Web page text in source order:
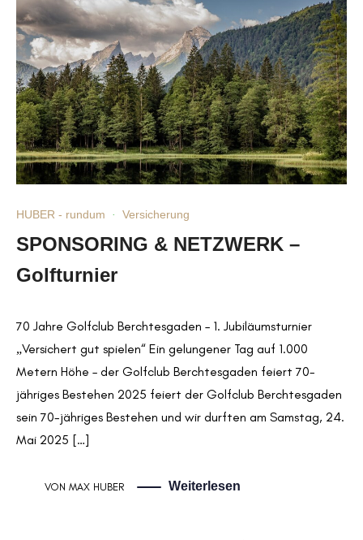
HUBER - rundum · Versicherung
SPONSORING & NETZWERK –
Golfturnier
70 Jahre Golfclub Berchtesgaden – 1. Jubiläumsturnier
„Versichert gut spielen“ Ein gelungener Tag auf 1.000
Metern Höhe – der Golfclub Berchtesgaden feiert 70-
jähriges Bestehen 2025 feiert der Golfclub Berchtesgaden
sein 70-jähriges Bestehen und wir durften am Samstag, 24.
Mai 2025 […]
VON MAX HUBER Weiterlesen